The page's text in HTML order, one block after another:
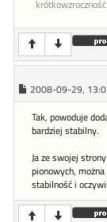
2008-09-29,
Tak, powoduje
bardziej stabilny.
Ja ze swojej
pionowych,
stabilność i